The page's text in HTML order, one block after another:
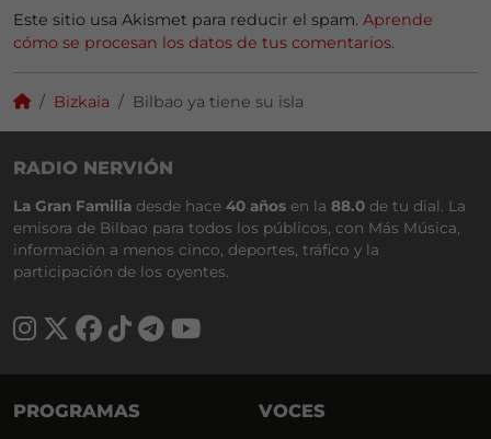
Este sitio usa Akismet para reducir el spam. Aprende
cómo se procesan los datos de tus comentarios.
Bizkaia Bilbao ya tiene su isla
RADIO NERVIÓN
La Gran Familia desde hace 40 años en la 88.0 de tu dial. La
emisora de Bilbao para todos los públicos, con Más Música,
información a menos cinco, deportes, tráfico y la
participación de los oyentes.
PROGRAMAS VOCES